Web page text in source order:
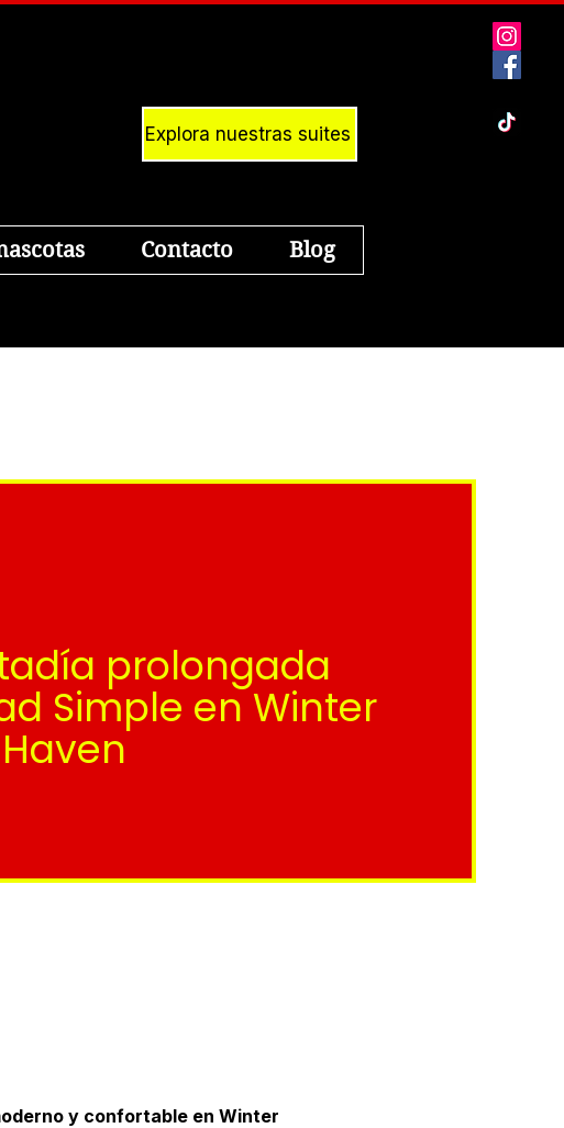
Explora nuestras suites
Contacto Blog
prolongada
Simple en Winter
Haven
y confortable en Winter